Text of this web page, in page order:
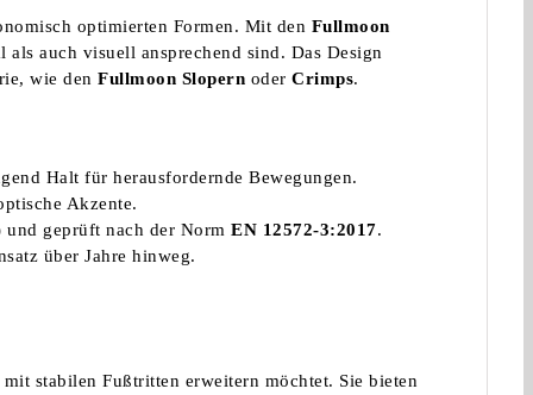
optimierten Formen. Mit den Fullmoon
auch visuell ansprechend sind. Das Design
wie den Fullmoon Slopern oder Crimps.
Halt für herausfordernde Bewegungen.
Akzente.
und geprüft nach der Norm EN 12572-3:2017.
über Jahre hinweg.
stabilen Fußtritten erweitern möchtet. Sie bieten